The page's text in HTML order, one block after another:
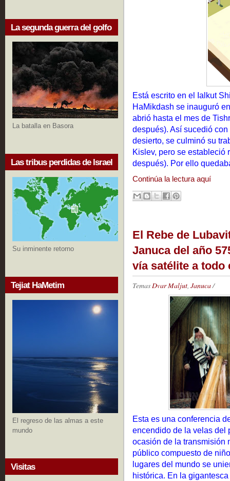
La segunda guerra del golfo
La batalla en Basora
Las tribus perdidas de Israel
Su inminente retorno
Tejiat HaMetim
El regreso de las almas a este
mundo
Visitas
Está escrito en el Ialkut
HaMikdash se inauguró
abrió hasta el mes de
después). Así sucedió
desierto, se culminó su
Kislev, pero se estableció
después). Por ello
Continúa la lectura aquí
El Rebe de
Januca del año
vía satélite a todo
TemasDvar Maljut, Januca/
Esta es una conferencia
encendido de la velas del
ocasión de la transmisión
público compuesto de
lugares del mundo se
histórica. En la